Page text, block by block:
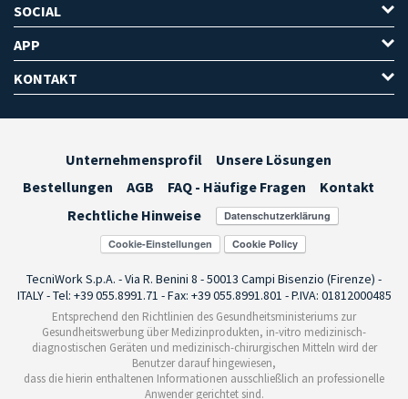
SOCIAL
APP
KONTAKT
Unternehmensprofil
Unsere Lösungen
Bestellungen
AGB FAQ - Häufige Fragen
Kontakt
Rechtliche Hinweise
Cookie-Einstellungen
TecniWork S.p.A. - Via R. Benini 8 - 50013 Campi Bisenzio (Firenze) -
ITALY - Tel: +39 055.8991.71 - Fax: +39 055.8991.801 - P.IVA: 01812000485
Entsprechend den Richtlinien des Gesundheitsministeriums zur
Gesundheitswerbung über Medizinprodukten, in-vitro medizinisch-
diagnostischen Geräten und medizinisch-chirurgischen Mitteln wird der
Benutzer darauf hingewiesen,
dass die hierin enthaltenen Informationen ausschließlich an professionelle
Anwender gerichtet sind.